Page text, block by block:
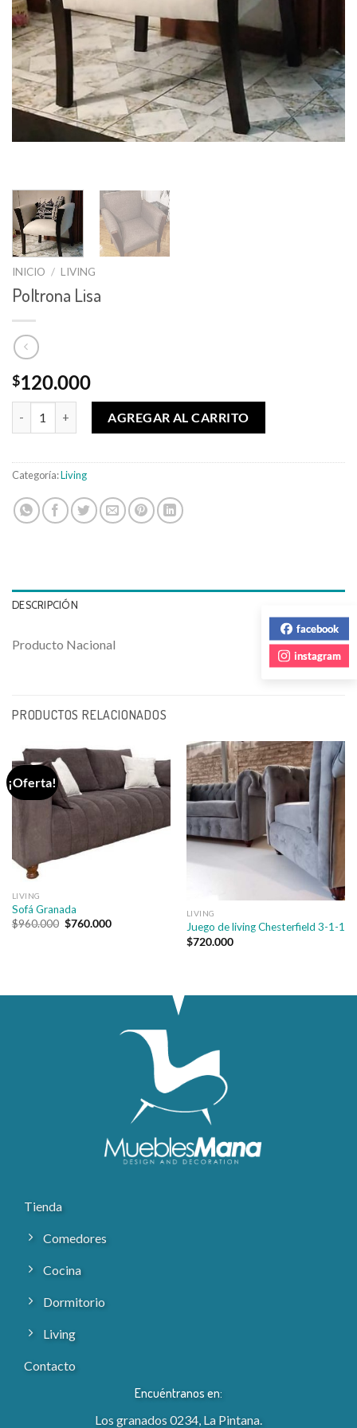
INICIO / LIVING
Poltrona Lisa
$120.000
AGREGAR AL CARRITO
Categoría:Living
DESCRIPCIÓN
Producto Nacional
PRODUCTOS RELACIONADOS
¡Oferta!
LIVING
Sofá Granada
$960.000 El
$760.000El
LIVING
Juego de living Chesterfield 3-1-1
$720.000
Tienda
Comedores
Cocina
Dormitorio
Living
Contacto
Encuéntranos en:
Los granados 0234, La Pintana.
facebook
instagram